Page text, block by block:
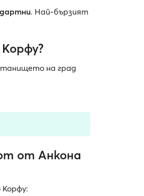
. Най-бързият
на град
от Анкона